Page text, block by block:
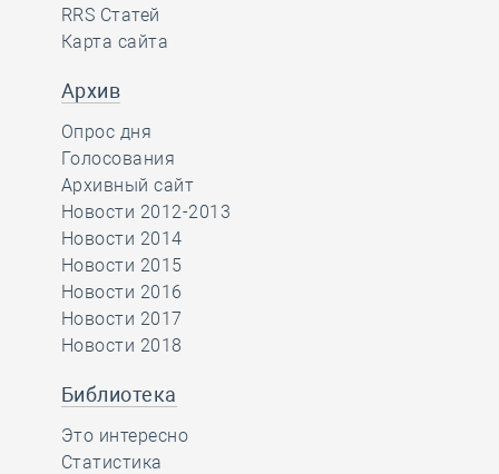
RRS Статей
Карта сайта
Архив
Опрос дня
Голосования
Архивный сайт
Новости 2012-2013
Новости 2014
Новости 2015
Новости 2016
Новости 2017
Новости 2018
Библиотека
Это интересно
Статистика